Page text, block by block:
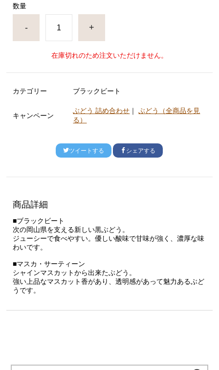
数量
- +
在庫切れのため注文いただけません。
カテゴリー ブラックビート
キャンペーン
ぶどう 詰め合わせ ｜ぶどう（全商品を見
る）
ツイートする シェアする
商品詳細
■ブラックビート
次の岡山県を支える新しい黒ぶどう。
ジューシーで食べやすい。優しい酸味で甘味が強く、濃厚な味
わいです。
■マスカ・サーティーン
シャインマスカットから出来たぶどう。
強い上品なマスカット香があり、透明感があって魅力あるぶど
うです。